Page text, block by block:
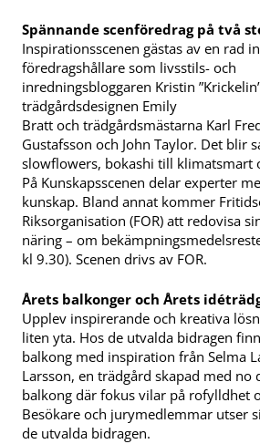
Spännande scenföredrag på två
Inspirationsscenen gästas av en rad
föredragshållare som livsstils- och
inredningsbloggaren Kristin
trädgårdsdesignen Emily
Bratt och trädgårdsmästarna Karl
Gustafsson och John Taylor. Det blir
slowflowers, bokashi till klimatsmart
På Kunskapsscenen delar experter
kunskap. Bland annat kommer
Riksorganisation (FOR) att redovisa
näring – om
kl 9.30). Scenen drivs av FOR.
Årets balkonger och Årets
Upplev inspirerande och kreativa
liten yta. Hos de utvalda bidragen
balkong med inspiration från Selma
Larsson, en trädgård skapad med no
balkong där fokus vilar på rofylldhet
Besökare och jurymedlemmar utser
de utvalda bidragen.